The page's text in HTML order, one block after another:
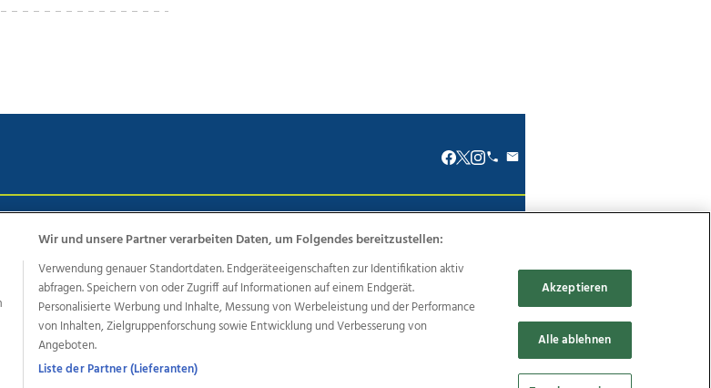
AGB Anzeigekunden AGB Website Ehrenkodex Politische Werbung
Wimmer
OÖN Immobilien OÖN Karriere OÖN Reise
Promenaden Galerien
wirtrauern.at
Wir und unsere Partner verarbeiten Daten, um Folgendes bereitzustellen:
Verwendung genauer Standortdaten. Endgeräteeigenschaften zur Identifikation aktiv
abfragen. Speichern von oder Zugriff auf Informationen auf einem Endgerät.
Personalisierte Werbung und Inhalte, Messung von Werbeleistung und der Performance
von Inhalten, Zielgruppenforschung sowie Entwicklung und Verbesserung von
Angeboten.
Liste der Partner (Lieferanten)
Akzeptieren
Alle ablehnen